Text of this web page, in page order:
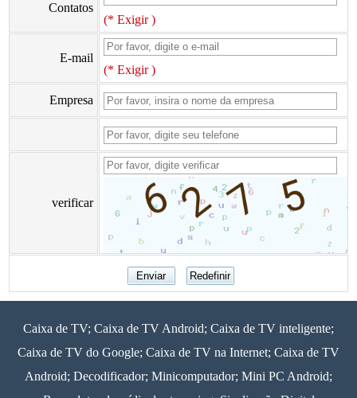
Contatos
(* Exigir )
E-mail
(* Exigir )
Empresa
verificar
Caixa de TV; Caixa de TV Android; Caixa de TV inteligente;
Caixa de TV do Google; Caixa de TV na Internet; Caixa de TV
Android; Decodificador; Minicomputador; Mini PC Android;